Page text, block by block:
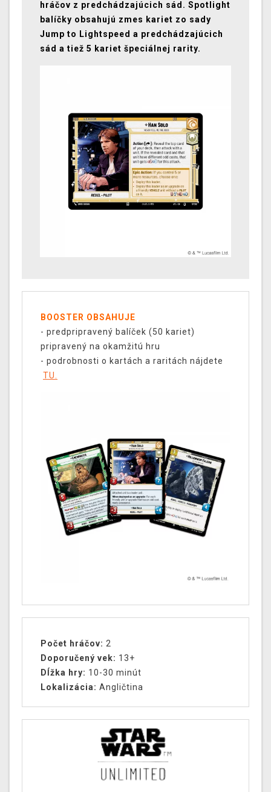
hráčov z predchádzajúcich sád. Spotlight
balíčky obsahujú zmes kariet zo sady
Jump to Lightspeed a predchádzajúcich
sád a tiež 5 kariet špeciálnej rarity.
BOOSTER OBSAHUJE
- predpripravený balíček (50 kariet)
pripravený na okamžitú hru
- podrobnosti o kartách a raritách nájdete
TU.
Počet hráčov: 2
Doporučený vek: 13+
Dĺžka hry: 10-30 minút
Lokalizácia: Angličtina